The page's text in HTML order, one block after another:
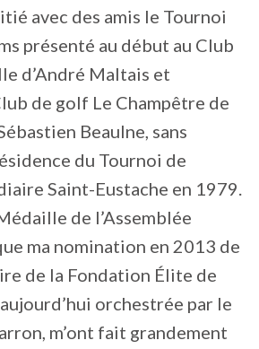
avec des amis le Tournoi
présenté au début au Club
d’André Maltais et
de golf Le Champêtre de
Beaulne, sans
du Tournoi de
Saint-Eustache en 1979.
de l’Assemblée
ma nomination en 2013 de
de la Fondation Élite de
orchestrée par le
m’ont fait grandement